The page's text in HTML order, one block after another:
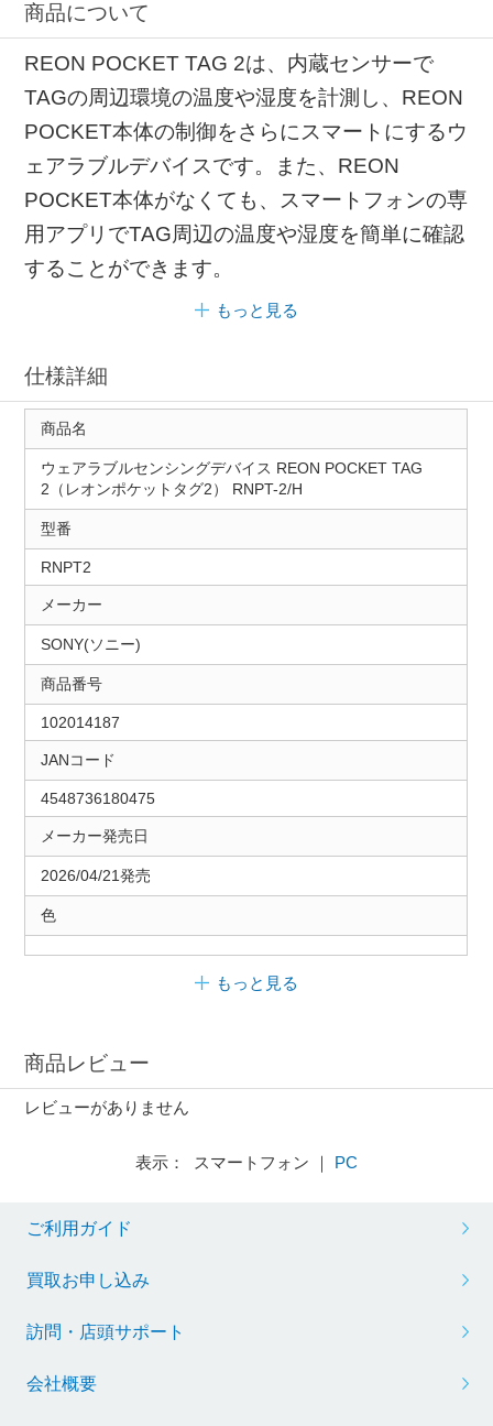
商品について
REON POCKET TAG 2は、内蔵センサーで
TAGの周辺環境の温度や湿度を計測し、REON
POCKET本体の制御をさらにスマートにするウ
ェアラブルデバイスです。また、REON
POCKET本体がなくても、スマートフォンの専
用アプリでTAG周辺の温度や湿度を簡単に確認
することができます。
もっと見る
仕様詳細
商品名
ウェアラブルセンシングデバイス REON POCKET TAG
2（レオンポケットタグ2） RNPT-2/H
型番
RNPT2
メーカー
SONY(ソニー)
商品番号
102014187
JANコード
4548736180475
メーカー発売日
2026/04/21発売
色
もっと見る
商品レビュー
レビューがありません
表示： スマートフォン ｜ PC
ご利用ガイド
買取お申し込み
訪問・店頭サポート
会社概要